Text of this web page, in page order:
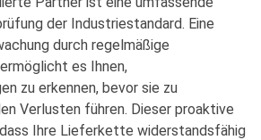
der Industriestandard. Eine
durch regelmäßige
es Ihnen,
zu erkennen, bevor sie zu
Verlusten führen. Dieser proaktive
Ihre Lieferkette widerstandsfähig